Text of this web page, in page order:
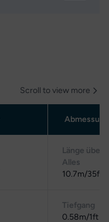
Scroll to view more
Länge über
Alles
10.7m/35ft
Tiefgang
0.58m/1ft